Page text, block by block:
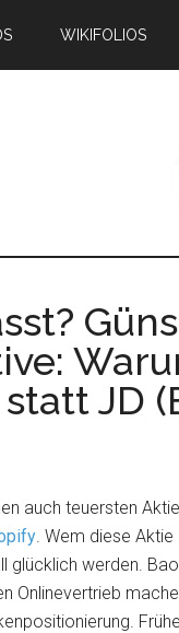
WIKIFOLIOS
JD
auch teuersten
. Wem diese Aktie
glücklich werden.
Onlinevertrieb